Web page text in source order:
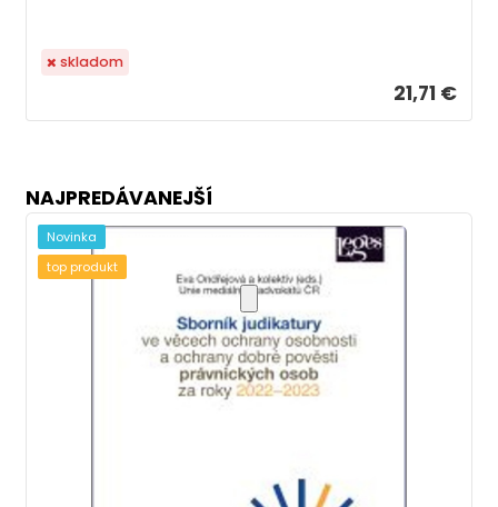
21,71 €
skladom
NAJPREDÁVANEJŠÍ
Novinka
top produkt